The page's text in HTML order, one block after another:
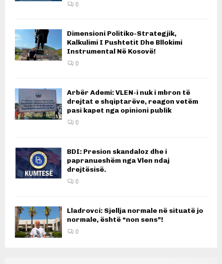
0
Dimensioni Politiko-Strategjik,
Kalkulimi I Pushtetit Dhe Bllokimi
Instrumental Në Kosovë!
0
Arbër Ademi: VLEN-i nuk i mbron të
drejtat e shqiptarëve, reagon vetëm
pasi kapet nga opinioni publik
0
BDI: Presion skandaloz dhe i
papranueshëm nga Vlen ndaj
drejtësisë.
0
Lladrovci: Sjellja normale në situatë jo
normale, është “non sens”!
0